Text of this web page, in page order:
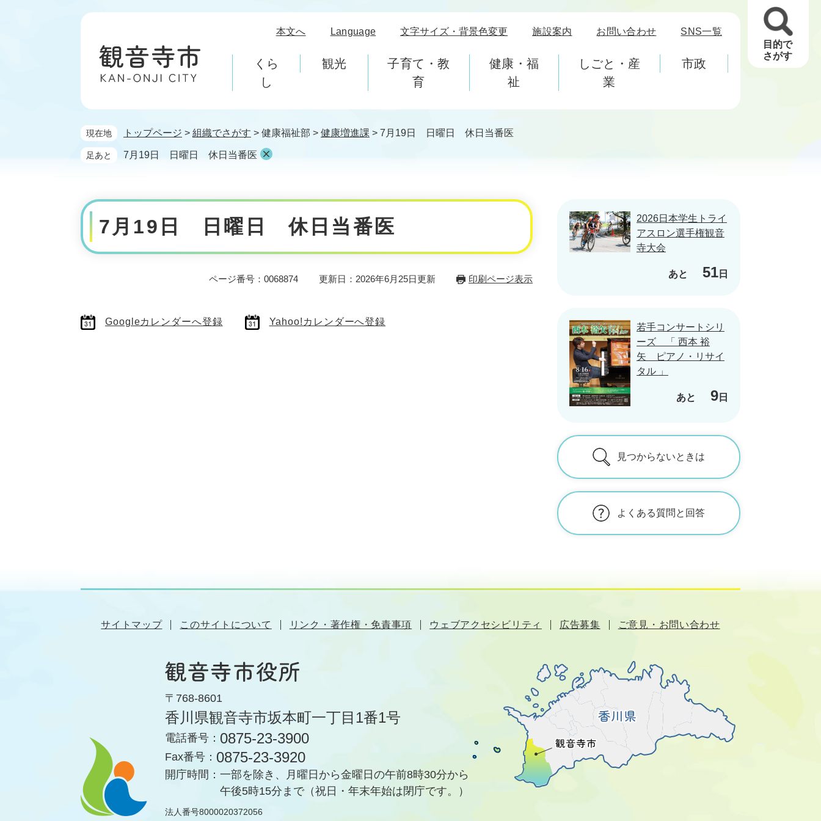
本文へ Language 文字サイズ・背景色変更 施設案内 お問い合わせ SNS一覧
くら
し
観光
子育て・教
育
健康・福
祉
しごと・産
業
市政
目的で
さがす
現在地 トップページ > 組織でさがす > 健康福祉部 > 健康増進課 > 7月19日 日曜日 休日当番医
足あと 7月19日 日曜日 休日当番医
本
文
7月19日 日曜日 休日当番医
ページ番号：0068874 更新日：2026年6月25日更新 印刷ページ表示
Googleカレンダーへ登録 Yahoo!カレンダーへ登録
2026日本学生トライ
アスロン選手権観音
寺大会
あと 51 日
若手コンサートシリ
ーズ 「 西本 裕
矢 ピアノ・リサイ
タル 」
あと 9 日
見つからないときは
よくある質問と回答
サイトマップ このサイトについて リンク・著作権・免責事項 ウェブアクセシビリティ 広告募集 ご意見・お問い合わせ
〒768-8601
香川県観音寺市坂本町一丁目1番1号
電話番号： 0875-23-3900
Fax番号： 0875-23-3920
開庁時間： 一部を除き、月曜日から金曜日の午前8時30分から
午後5時15分まで（祝日・年末年始は閉庁です。）
法人番号8000020372056